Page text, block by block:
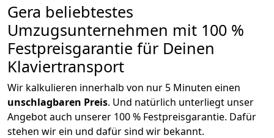
Gera beliebtestes
Umzugsunternehmen mit 100 %
Festpreisgarantie für Deinen
Klaviertransport
Wir kalkulieren innerhalb von nur 5 Minuten einen
unschlagbaren Preis. Und natürlich unterliegt unser
Angebot auch unserer 100 % Festpreisgarantie. Dafür
stehen wir ein und dafür sind wir bekannt.